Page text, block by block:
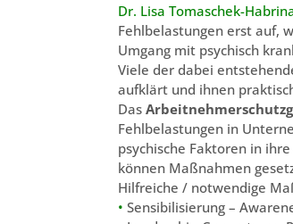
Dr. Lisa Tomaschek-
Fehlbelastungen erst auf,
Umgang mit psychisch
Viele der dabei
aufklärt und ihnen
Das
Fehlbelastungen in
psychische Faktoren in
können Maßnahmen
Hilfreiche / notwendige
• Sensibilisierung –